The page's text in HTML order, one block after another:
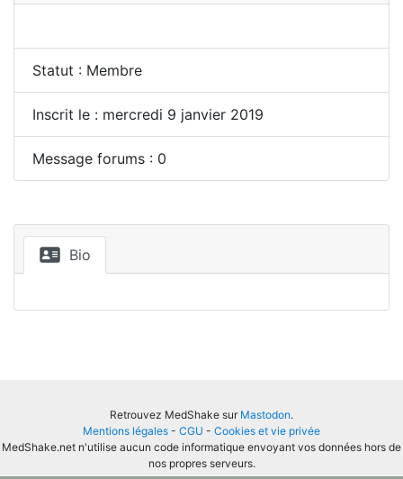
Statut : Membre
Inscrit le : mercredi 9 janvier 2019
Message forums : 0
Bio
Retrouvez MedShake sur Mastodon.
Mentions légales - CGU - Cookies et vie privée
MedShake.net n'utilise aucun code informatique envoyant vos données hors de
nos propres serveurs.